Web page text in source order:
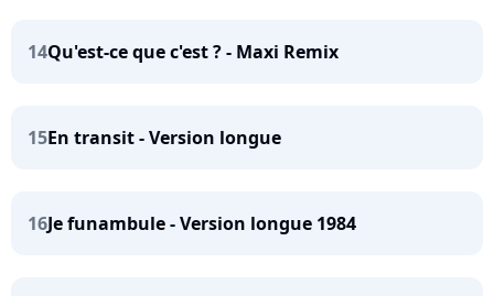
14Qu'est-ce que c'est ? - Maxi Remix
15En transit - Version longue
16Je funambule - Version longue 1984